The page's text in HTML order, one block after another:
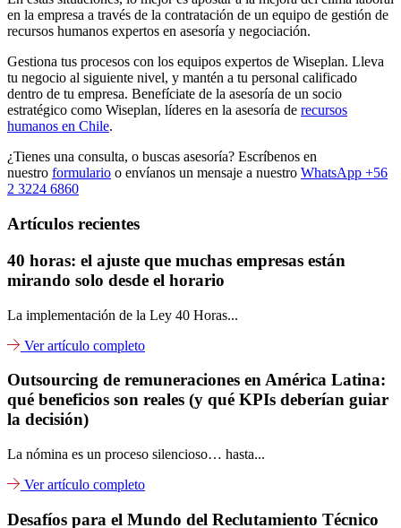
en la empresa a través de la contratación de un equipo de gestión de
recursos humanos expertos en asesoría y negociación.
Gestiona tus procesos con los equipos expertos de Wiseplan. Lleva
tu negocio al siguiente nivel, y mantén a tu personal calificado
dentro de tu empresa. Benefíciate de la asesoría de un socio
estratégico como Wiseplan, líderes en la asesoría de recursos
humanos en Chile.
¿Tienes una consulta, o buscas asesoría? Escríbenos en
nuestro formulario o envíanos un mensaje a nuestro WhatsApp +56
2 3224 6860
Artículos recientes
40 horas: el ajuste que muchas empresas están
mirando solo desde el horario
La implementación de la Ley 40 Horas...
Ver artículo completo
Outsourcing de remuneraciones en América Latina:
qué beneficios son reales (y qué KPIs deberían guiar
la decisión)
La nómina es un proceso silencioso… hasta...
Ver artículo completo
Desafíos para el Mundo del Reclutamiento Técnico